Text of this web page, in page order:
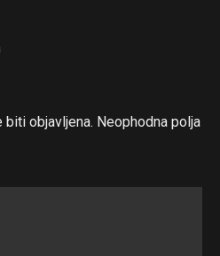
biti objavljena. Neophodna polja